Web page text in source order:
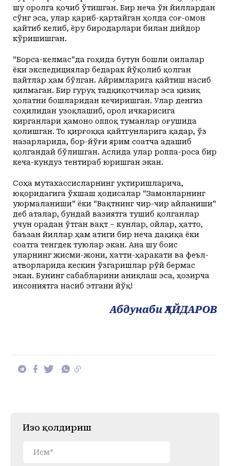
шу оролга қочиб ўтишган. Бир неча ўн йиллардан
сўнг эса, улар қариб-қартайган ҳолда соғ-омон
қайтиб келиб, ёру биродарлари билан дийдор
кўришишган.
“Борса-келмас”да гоҳида бутун бошли оилалар
ёки экспедициялар бедарак йўқолиб қолган
пайтлар ҳам бўлган. Айримларига қайтиш насиб
қилмаган. Бир гуруҳ тадқиқотчилар эса қизиқ
ҳолатни бошларидан кечиришган. Улар денгиз
соҳилидан узоқлашиб, орол ичкарисига
кирганлари ҳамоно оппоқ туманлар оғушида
қолишган. То қирғоққа қайтгунларига қадар, ўз
назарларида, бор-йўғи ярим соатча адашиб
қолгандай бўлишган. Аслида улар роппа-роса бир
кеча-кундуз тентираб юришган экан.
Соҳа мутахассисларнинг уқтиришларича,
юқоридагига ўхшаш ҳодисалар “Замонларнинг
уюрмаланиши” ёки “Вақтнинг чир-чир айланиши”
деб аталар, бундай вазиятга тушиб қолганлар
учун орадан ўтган вақт – кунлар, ойлар, ҳатто,
баъзан йиллар ҳам атиги бир неча дақиқа ёки
соатга тенгдек туюлар экан. Ана шу боис
уларнинг жисми-жони, хатти-ҳаракати ва феъл-
атворларида кескин ўзгаришлар рўй бермас
экан. Бунинг сабабларини аниқлаш эса, ҳозирча
инсониятга насиб этгани йўқ!
Абдунаби ҲАЙДАРОВ
Изоҳ қолдириш